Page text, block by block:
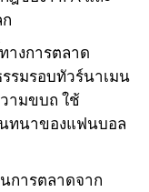
งการตลาด
รมรอบทัวร์นาเมน
ามขบถ ใช้
ทนาของแฟนบอล
การตลาดจาก